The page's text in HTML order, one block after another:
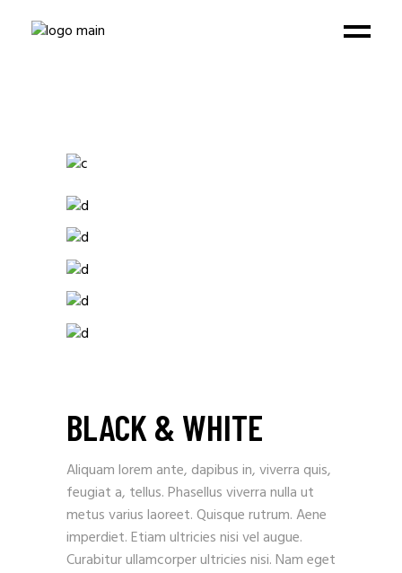
BLACK & WHITE
Aliquam lorem ante, dapibus in, viverra quis,
feugiat a, tellus. Phasellus viverra nulla ut
metus varius laoreet. Quisque rutrum. Aene
imperdiet. Etiam ultricies nisi vel augue.
Curabitur ullamcorper ultricies nisi. Nam eget